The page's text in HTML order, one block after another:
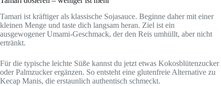
Tamari ist kräftiger als klassische Sojasauce. Beginne daher mit einer
kleinen Menge und taste dich langsam heran. Ziel ist ein
ausgewogener Umami-Geschmack, der den Reis umhüllt, aber nicht
ertränkt.
Für die typische leichte Süße kannst du jetzt etwas Kokosblütenzucker
oder Palmzucker ergänzen. So entsteht eine glutenfreie Alternative zu
Kecap Manis, die erstaunlich authentisch schmeckt.